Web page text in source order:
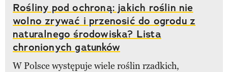
Rośliny pod ochroną: jakich roślin nie
wolno zrywać i przenosić do ogrodu z
naturalnego środowiska? Lista
chronionych gatunków
W Polsce występuje wiele roślin rzadkich,